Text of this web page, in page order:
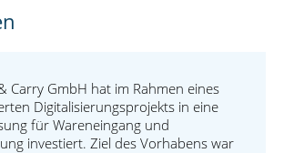
Carry GmbH hat im Rahmen eines
Digitalisierungsprojekts in eine
für Wareneingang und
investiert. Ziel des Vorhabens war